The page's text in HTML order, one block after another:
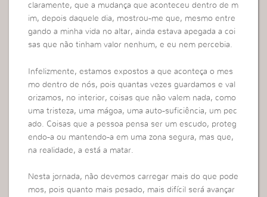
claramente, que a mudança que aconteceu dentro de m
im, depois daquele dia, mostrou-me que, mesmo entre
gando a minha vida no altar, ainda estava apegada a coi
sas que não tinham valor nenhum, e eu nem percebia.
Infelizmente, estamos expostos a que aconteça o mes
mo dentro de nós, pois quantas vezes guardamos e val
orizamos, no interior, coisas que não valem nada, como
uma tristeza, uma mágoa, uma auto-suficiência, um pec
ado. Coisas que a pessoa pensa ser um escudo, proteg
endo-a ou mantendo-a em uma zona segura, mas que,
na realidade, a está a matar.
Nesta jornada, não devemos carregar mais do que pode
mos, pois quanto mais pesado, mais difícil será avançar